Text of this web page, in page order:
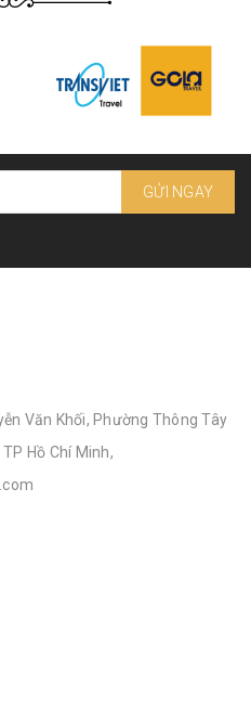
GỬI NGAY
Văn Khối, Phường Thông Tây
Hồ Chí Minh,